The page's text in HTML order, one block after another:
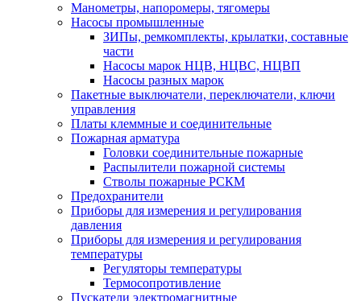
Манометры, напоромеры, тягомеры
Насосы промышленные
ЗИПы, ремкомплекты, крылатки, составные
части
Насосы марок НЦВ, НЦВС, НЦВП
Насосы разных марок
Пакетные выключатели, переключатели, ключи
управления
Платы клеммные и соединительные
Пожарная арматура
Головки соединительные пожарные
Распылители пожарной системы
Стволы пожарные РСКМ
Предохранители
Приборы для измерения и регулирования
давления
Приборы для измерения и регулирования
температуры
Регуляторы температуры
Термосопротивление
Пускатели электромагнитные